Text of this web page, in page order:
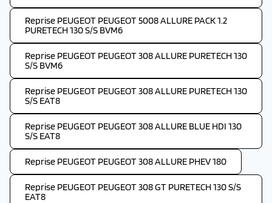
Reprise PEUGEOT PEUGEOT 5008 ALLURE PACK 1.2
PURETECH 130 S/S BVM6
Reprise PEUGEOT PEUGEOT 308 ALLURE PURETECH 130
S/S BVM6
Reprise PEUGEOT PEUGEOT 308 ALLURE PURETECH 130
S/S EAT8
Reprise PEUGEOT PEUGEOT 308 ALLURE BLUE HDI 130
S/S EAT8
Reprise PEUGEOT PEUGEOT 308 ALLURE PHEV 180
Reprise PEUGEOT PEUGEOT 308 GT PURETECH 130 S/S
EAT8